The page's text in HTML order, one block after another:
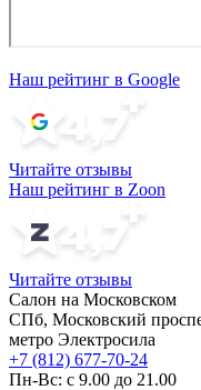
Наш рейтинг в Google
Читайте отзывы
Наш рейтинг в Zoon
Читайте отзывы
Салон на Московском
СПб, Московский
метро Электросила
+7 (812) 677-70-24
Пн-Вс: с 9.00 до 21.00